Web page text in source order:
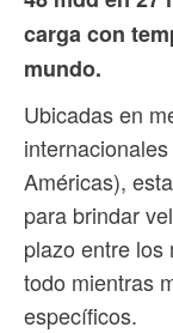
carga con
mundo.
Ubicadas en
Américas),
para brindar
plazo entre los
todo mientras
específicos.